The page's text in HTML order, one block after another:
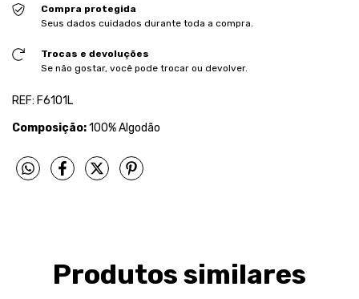
Compra protegida
Seus dados cuidados durante toda a compra.
Trocas e devoluções
Se não gostar, você pode trocar ou devolver.
REF: F6101L
Composição:100% Algodão
Produtos similares